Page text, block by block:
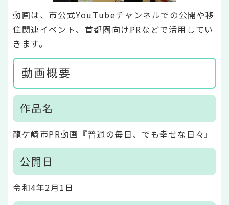
動画は、市公式YouTubeチャンネルでの公開や移
住関連イベント、首都圏向けPRなどで活用してい
きます。
動画概要
作品名
龍ケ崎市PR動画『普通の毎日、でも幸せな日々』
公開日
令和4年2月1日